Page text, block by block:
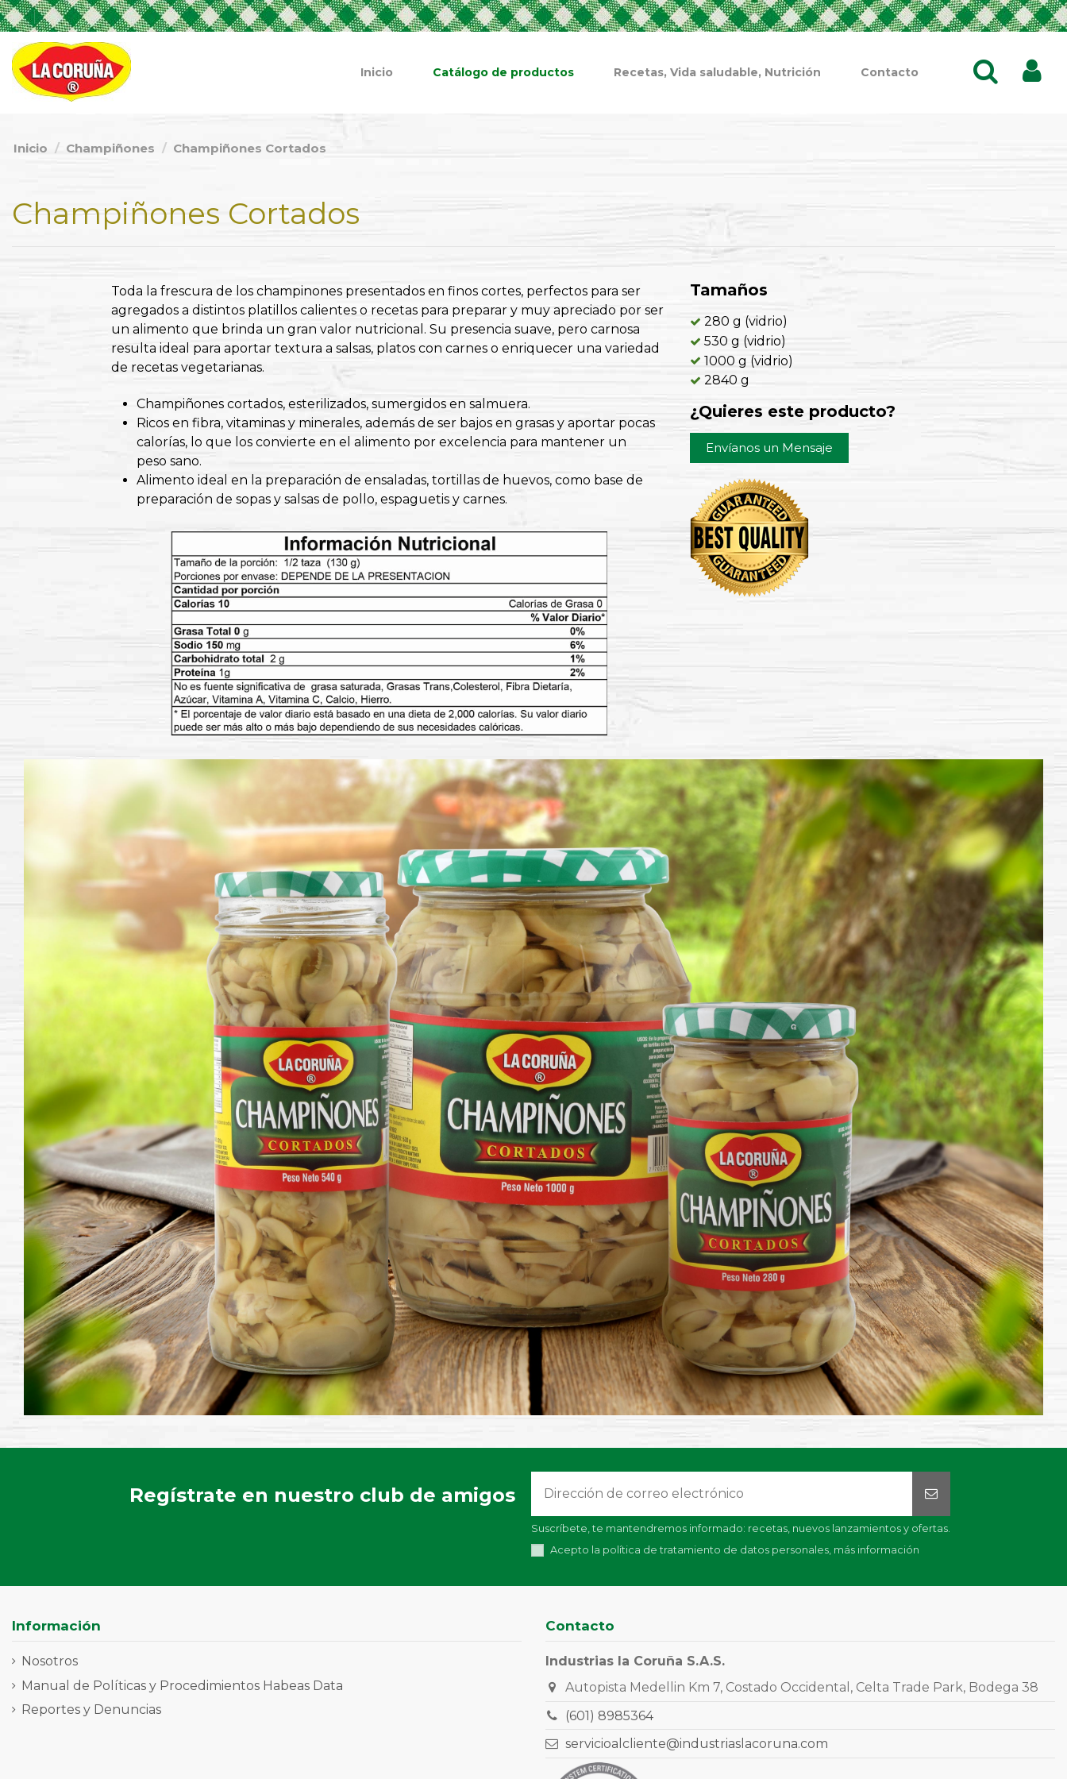
Inicio Catálogo de productos Recetas, Vida saludable, Nutrición Contacto
Inicio Champiñones Champiñones Cortados
Champiñones Cortados
Toda la frescura de los champinones presentados en finos cortes, perfectos para ser
agregados a distintos platillos calientes o recetas para preparar y muy apreciado por ser
un alimento que brinda un gran valor nutricional. Su presencia suave, pero carnosa
resulta ideal para aportar textura a salsas, platos con carnes o enriquecer una variedad
de recetas vegetarianas.
Champiñones cortados, esterilizados, sumergidos en salmuera.
Ricos en fibra, vitaminas y minerales, además de ser bajos en grasas y aportar pocas
calorías, lo que los convierte en el alimento por excelencia para mantener un
peso sano.
Alimento ideal en la preparación de ensaladas, tortillas de huevos, como base de
preparación de sopas y salsas de pollo, espaguetis y carnes.
Tamaños
280 g (vidrio)
530 g (vidrio)
1000 g (vidrio)
2840 g
¿Quieres este producto?
Envíanos un Mensaje
Regístrate en nuestro club de amigos
Suscríbete, te mantendremos informado: recetas, nuevos lanzamientos y ofertas.
Acepto la política de tratamiento de datos personales, más información
Información
Nosotros
Manual de Políticas y Procedimientos Habeas Data
Reportes y Denuncias
Contacto
Industrias la Coruña S.A.S.
Autopista Medellin Km 7, Costado Occidental, Celta Trade Park, Bodega 38
(601) 8985364
servicioalcliente@industriaslacoruna.com